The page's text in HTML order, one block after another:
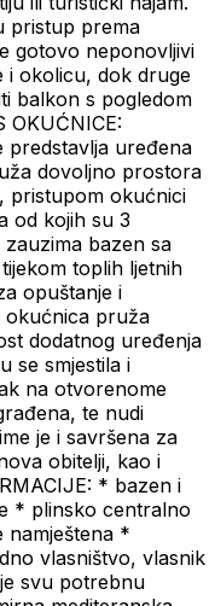
pristup prema
gotovo neponovljivi
i okolicu, dok druge
balkon s pogledom
OKUĆNICE:
predstavlja uređena
dovoljno prostora
pristupom okućnici
od kojih su 3
bazen sa
toplih ljetnih
opuštanje i
okućnica pruža
dodatnog uređenja
se smjestila i
na otvorenome
te nudi
je i savršena za
obitelji, kao i
* bazen i
* plinsko centralno
namještena *
vlasništvo, vlasnik
svu potrebnu